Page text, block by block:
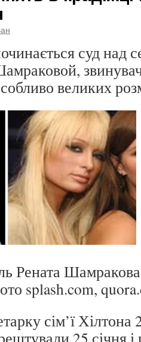
суд над
великих
Рената
splash.com,
сім’ї Хілтона
25 січня і